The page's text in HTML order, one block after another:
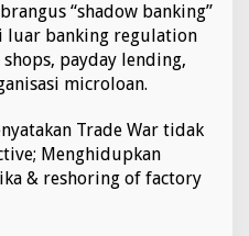
“shadow banking”
luar banking regulation
payday lending,
microloan.
Trade War tidak
Menghidupkan
& reshoring of factory